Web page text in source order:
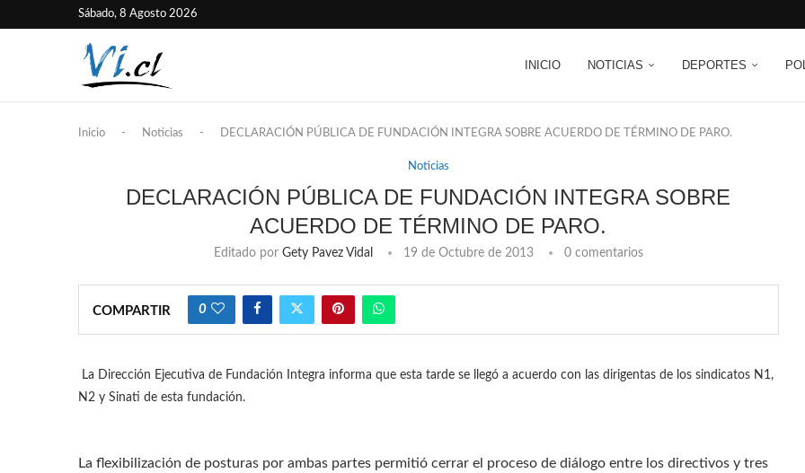
Sábado, 8 Agosto 2026
INICIO NOTICIAS DEPORTES
Inicio - Noticias - DECLARACIÓN PÚBLICA DE FUNDACIÓN INTEGRA SOBRE ACUERDO DE TÉRMINO DE PARO.
Noticias
DECLARACIÓN PÚBLICA DE FUNDACIÓN INTEGRA SOBRE
ACUERDO DE TÉRMINO DE PARO.
Editado por Gety Pavez Vidal 19 de Octubre de 2013 0 comentarios
COMPARTIR 0
La Dirección Ejecutiva de Fundación Integra informa que esta tarde se llegó a acuerdo con las dirigentas de los sindicatos N1,
N2 y Sinati de esta fundación.
La flexibilización de posturas por ambas partes permitió cerrar el proceso de diálogo entre los directivos y tres